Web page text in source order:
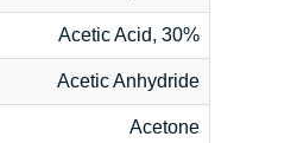
Acetic Acid, 30%
Acetic Anhydride
Acetone